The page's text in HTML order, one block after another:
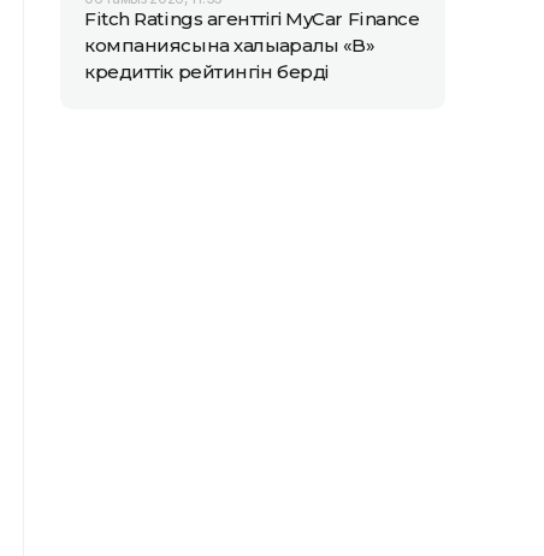
Fitch Ratings агенттігі MyCar Finance
компаниясына халықаралық «B»
кредиттік рейтингін берді